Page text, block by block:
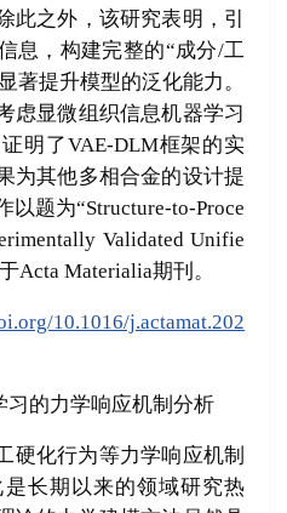
此之外，该研究表明，引
息，构建完整的“成分/工
著提升模型的泛化能力。
虑显微组织信息机器学习
明了VAE-DLM框架的实
为其他多相合金的设计提
题为“Structure-to-Proce
Validated Unifie
Acta Materialia期刊。
10.1016/j.actamat.202
习的力学响应机制分析
硬化行为等力学响应机制
长期以来的领域研究热